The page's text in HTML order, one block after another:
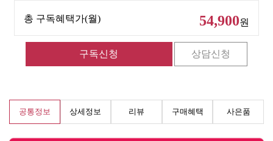
총 구독혜택가(월) 54,900원
공통정보 상세정보 리뷰 구매혜택 사은품